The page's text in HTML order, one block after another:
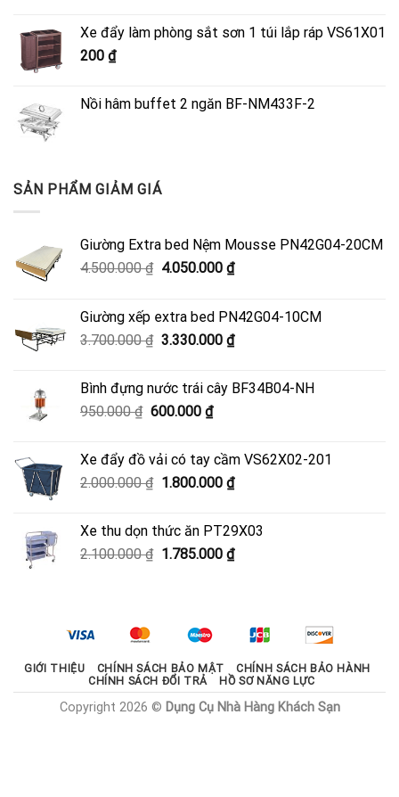
4.500.000 ₫.là:
Xe đẩy làm phòng sắt sơn 1 túi lắp ráp VS61X01
200 ₫
Nồi hâm buffet 2 ngăn BF-NM433F-2
SẢN PHẨM GIẢM GIÁ
Giường Extra bed Nệm Mousse PN42G04-20CM
4.500.000₫ Giá
4.500.000 ₫.
4.050.000 ₫Giá
là:
4.050.000 ₫.
Giường xếp extra bed PN42G04-10CM
3.700.000₫ Giá
3.700.000 ₫.
3.330.000 ₫Giá
là:
Bình đựng nước trái cây BF34B04-NH
950.000₫ Giá
950.000 ₫.
600.000 ₫Giá
là:
600.000 ₫.
Xe đẩy đồ vải có tay cầm VS62X02-201
2.000.000₫ Giá
2.000.000 ₫.
1.800.000 ₫Giá
là:
1.800.000 ₫.
Xe thu dọn thức ăn PT29X03
2.100.000₫ Giá
1.785.000 ₫Giá
1.785.000 ₫.
GIỚI THIỆU CHÍNH SÁCH BẢO MẬT
CHÍNH SÁCH BẢO HÀNH
CHÍNH SÁCH ĐỔI TRẢ
HỒ SƠ NĂNG LỰC
Copyright 2026 © Dụng Cụ Nhà Hàng Khách Sạn